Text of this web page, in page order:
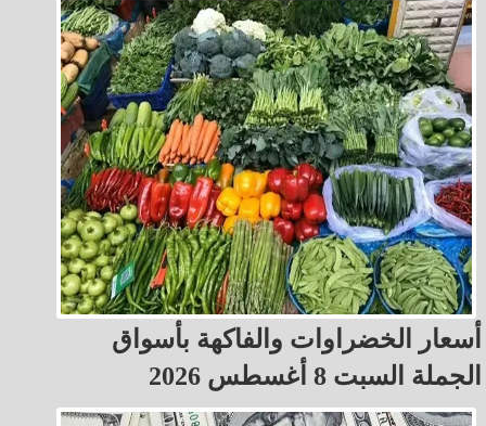
أسعار الخضراوات والفاكهة بأسواق
الجملة السبت 8 أغسطس 2026